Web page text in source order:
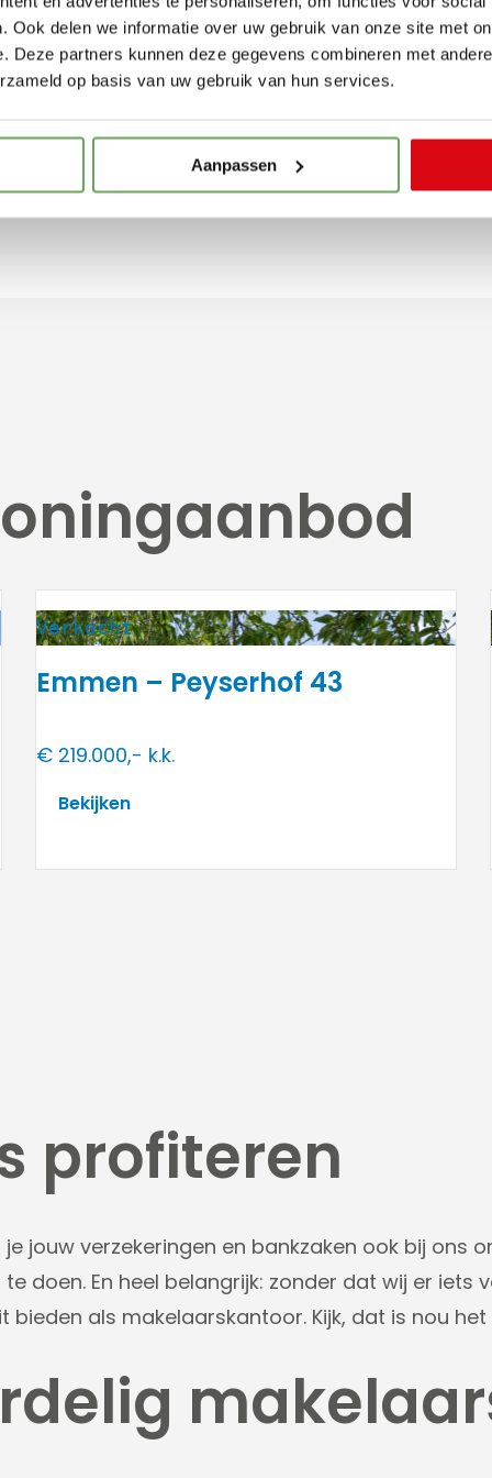
Ook delen we informatie over uw gebruik van onze site met
Deze partners kunnen deze gegevens combineren met
op basis van uw gebruik van hun services.
Aanpassen
Als je jouw
jouw
je een mooie korting
verdiend.
Verkocht
Emmen – Peyserhof 43
€ 219.000,- k.k.
Bekijken
profiteren
jouw verzekeringen en bankzaken ook bij ons
doen. En heel belangrijk: zonder dat wij er iets
als makelaarskantoor. Kijk, dat is nou